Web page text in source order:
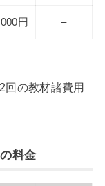
円 –
回の教材諸費用
料金